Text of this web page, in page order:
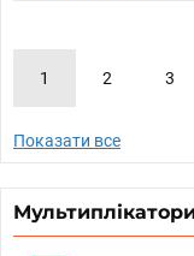
1 2 3
Показати все